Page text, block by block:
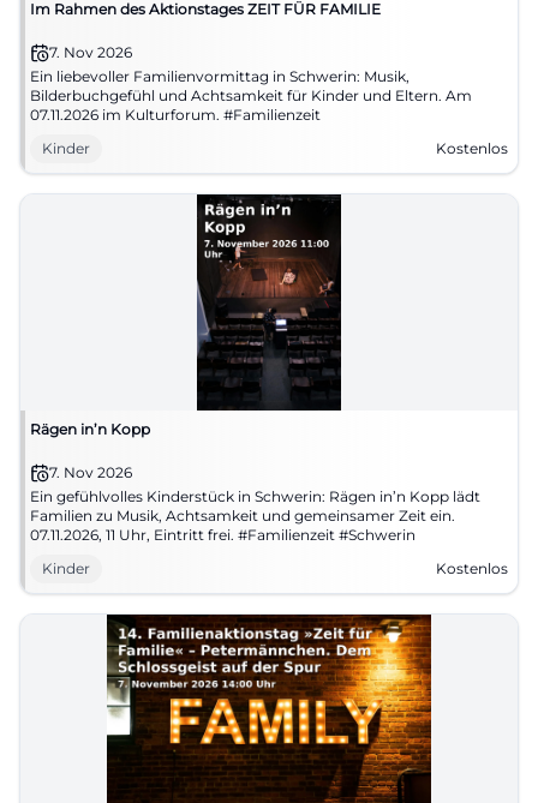
Im Rahmen des Aktionstages ZEIT FÜR FAMILIE
7. Nov 2026
Ein liebevoller Familienvormittag in Schwerin: Musik,
Bilderbuchgefühl und Achtsamkeit für Kinder und Eltern. Am
07.11.2026 im Kulturforum. #Familienzeit
Kinder
Kostenlos
Rägen in’n Kopp
7. Nov 2026
Ein gefühlvolles Kinderstück in Schwerin: Rägen in’n Kopp lädt
Familien zu Musik, Achtsamkeit und gemeinsamer Zeit ein.
07.11.2026, 11 Uhr, Eintritt frei. #Familienzeit #Schwerin
Kinder
Kostenlos